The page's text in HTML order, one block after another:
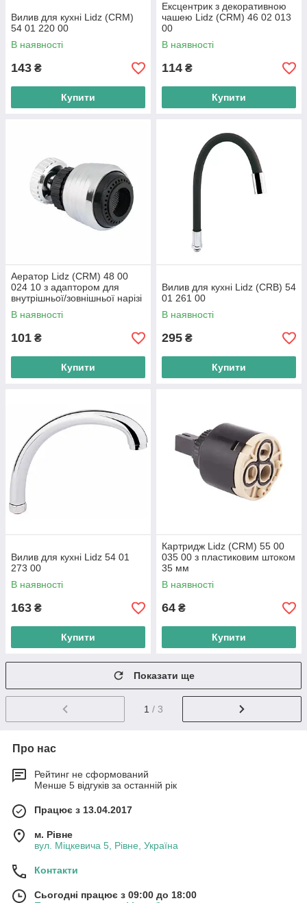
Вилив для кухні Lidz (CRM)
54 01 220 00
В наявності
143 ₴
Купити
Ексцентрик з декоративною
чашею Lidz (CRM) 46 02 013
00
В наявності
114 ₴
Купити
Аератор Lidz (CRM) 48 00
024 10 з адаптором для
внутрішньої/зовнішньої нарізі
В наявності
101 ₴
Купити
Вилив для кухні Lidz (CRB) 54
01 261 00
В наявності
295 ₴
Купити
Вилив для кухні Lidz 54 01
273 00
В наявності
163 ₴
Купити
Картридж Lidz (CRM) 55 00
035 00 з пластиковим штоком
35 мм
В наявності
64 ₴
Купити
Показати ще
1 / 3
Про нас
Рейтинг не сформований
Менше 5 відгуків за останній рік
Працює з 13.04.2017
м. Рівне
вул. Міцкевича 5, Рівне, Україна
Контакти
Сьогодні працює з 09:00 до 18:00